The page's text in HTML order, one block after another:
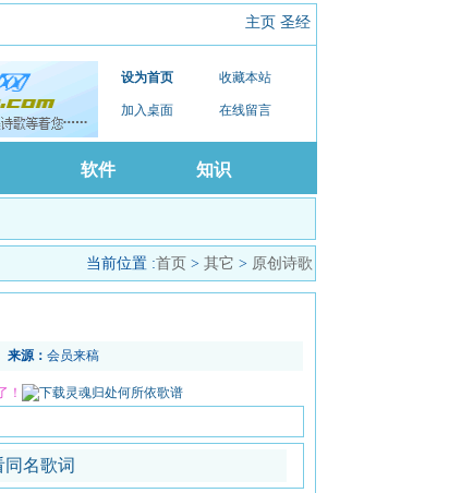
主页 圣经
设为首页 收藏本站
加入桌面 在线留言
软件 知识
当前位置 :首页 > 其它 > 原创诗歌
来源： 会员来稿
！
同名歌词